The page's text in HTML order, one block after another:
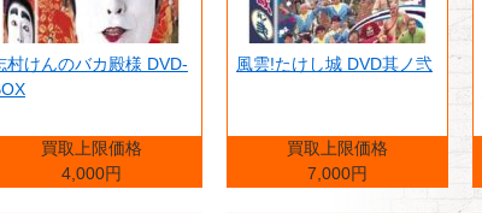
村けんのバカ殿様 DVD-
買取上限価格
4,000円
風雲!たけし城 DVD其ノ弐
買取上限価格
7,000円